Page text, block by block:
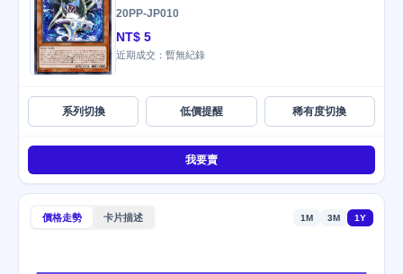
20PP-JP010
NT$ 5
近期成交：暫無紀錄
系列切換 低價提醒 稀有度切換
我要賣
價格走勢 卡片描述 1M 3M 1Y